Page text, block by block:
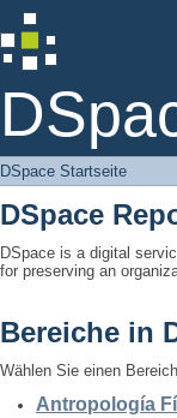
DSpace
DSpace Startseite
DSpace
DSpace is a digital
for preserving an
Bereiche in
Wählen Sie einen
Antropología